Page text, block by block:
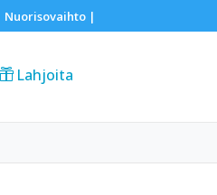
Nuorisovaihto|
Lahjoita